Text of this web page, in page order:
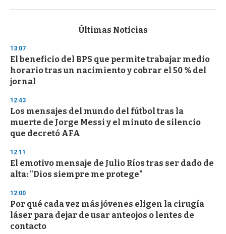
s
d
s
o
f
3
s
e
c
o
n
d
Últimas Noticias
13:07
El beneficio del BPS que permite trabajar medio
horario tras un nacimiento y cobrar el 50 % del
jornal
12:43
Los mensajes del mundo del fútbol tras la
muerte de Jorge Messi y el minuto de silencio
que decretó AFA
12:11
El emotivo mensaje de Julio Ríos tras ser dado de
alta: "Dios siempre me protege"
12:00
Por qué cada vez más jóvenes eligen la cirugía
láser para dejar de usar anteojos o lentes de
contacto